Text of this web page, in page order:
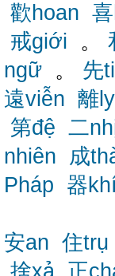
歡hoan
戒giới 。
ngữ 。 先
遠viễn 離ly
第đệ 二
nhiên
成
Pháp 器
安an 住trụ
捨xả
正